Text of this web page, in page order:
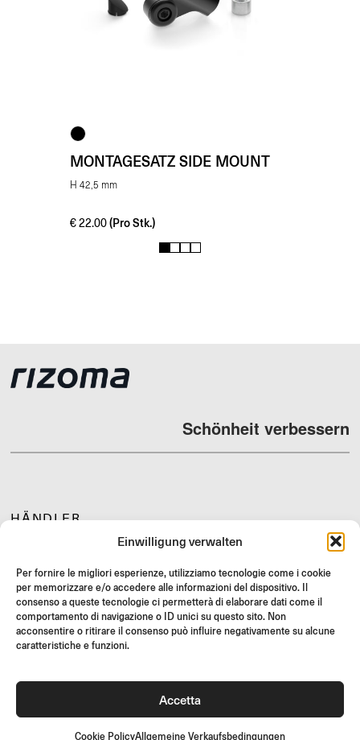
Einwilligung verwalten
Per fornire le migliori esperienze, utilizziamo tecnologie come i cookie
per memorizzare e/o accedere alle informazioni del dispositivo. Il
consenso a queste tecnologie ci permetterà di elaborare dati come il
comportamento di navigazione o ID unici su questo sito. Non
acconsentire o ritirare il consenso può influire negativamente su alcune
caratteristiche e funzioni.
Accetta
Cookie PolicyAllgemeine Verkaufsbedingungen
MONTAGESATZ SIDE MOUNT
H 42,5 mm
€22.00 (Pro Stk.)
1 2 3 4
Schönheit verbessern
HÄNDLER
SUPPORT & FAQ
RÜCKGABE
MONTAGEANLEITUNG
GIFT CARD
LIMITIERTE ANGEBOTE
Werde Teil der Rizoma-Community und erhalte Zugang zu
exklusiven Inhalten und Sonderangeboten!